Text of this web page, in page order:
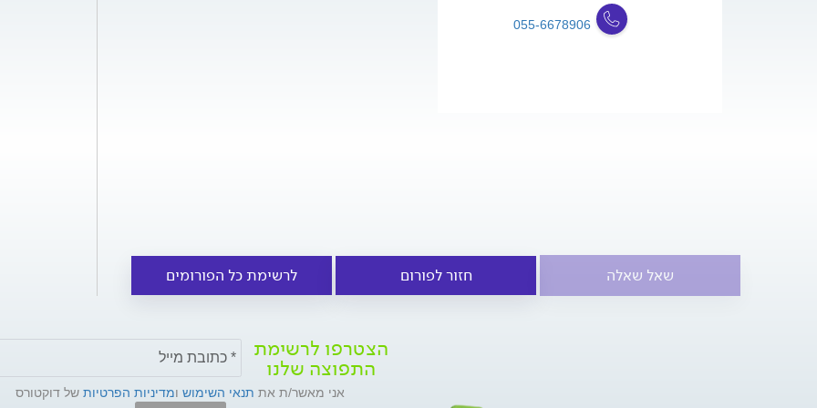
055-6678906
שאל שאלה חזור לפורום לרשימת כל הפורומים
הצטרפו לרשימת
התפוצה שלנו
אני מאשר/ת את תנאי השימוש ומדיניות הפרטיות של דוקטורס